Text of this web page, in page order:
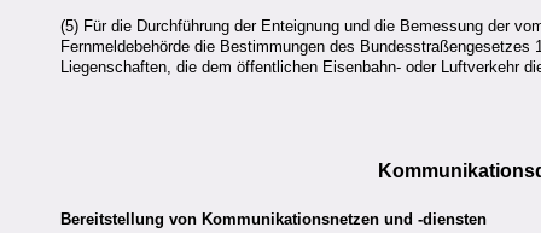
(5) Für die Durchführung der Enteignung und die Bemessung der
Fernmeldebehörde die Bestimmungen des
Liegenschaften, die dem öffentlichen Eisenbahn- oder Luftverkehr
Bereitstellung von Kommunikationsnetzen und -diensten